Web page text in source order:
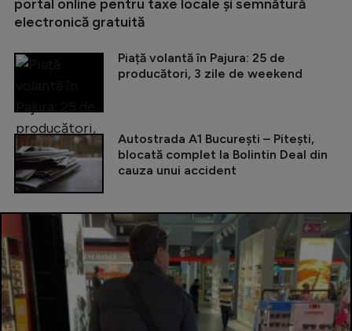
portal online pentru taxe locale și semnătură
electronică gratuită
Piață volantă în Pajura: 25 de
producători, 3 zile de weekend
Autostrada A1 București – Pitești,
blocată complet la Bolintin Deal din
cauza unui accident